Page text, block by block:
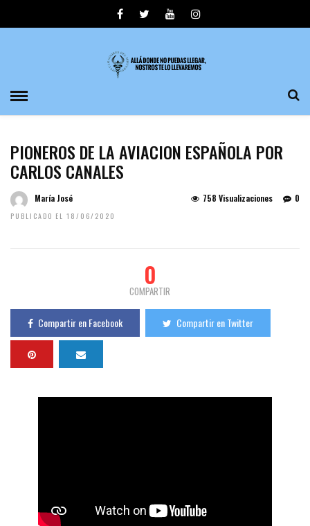
PIONEROS DE LA AVIACION ESPAÑOLA POR
CARLOS CANALES
María José
PUBLICADO EL 18/06/2020
0
758 Visualizaciones
0
COMPARTIR
Compartir en Facebook Compartir en Twitter